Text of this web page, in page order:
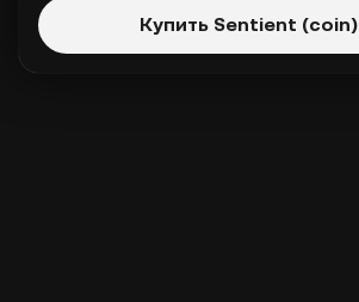
Купить Sentient (coin)